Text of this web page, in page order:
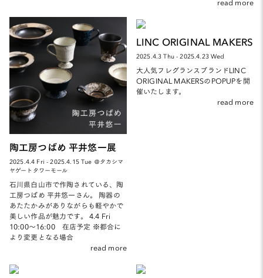
read more
陶工房つばめ 平井悠一展
2025.4.4 Fri - 2025.4.15 Tue ＠タカシマ
ヤゲートタワーモール
石川県白山市で作陶されている、陶
工房つばめ 平井悠一さん。 陶器の
あたたかみがありながらも軽やかで
美しい作品が魅力です。 4.4 Fri
10:00～16:00 在店予定 ※都合に
より変更となる場合
read more
LINC ORIGINAL MAKERS
2025.4.3 Thu - 2025.4.23 Wed
大人気フレグランスブランドLINC
ORIGINAL MAKERSのPOPUPを開
催いたします。
read more